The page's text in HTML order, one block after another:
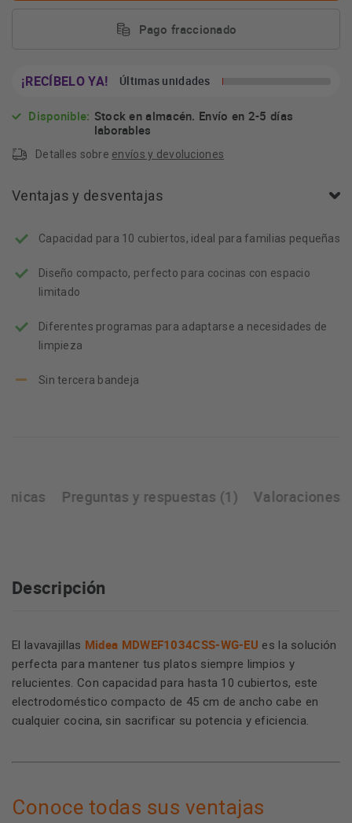
Pago fraccionado
¡RECÍBELO YA! Últimas unidades
Disponible: Stock en almacén. Envío en 2-5 días
laborables
Detalles sobre envíos y devoluciones
Ventajas y desventajas
Capacidad para 10 cubiertos, ideal para familias pequeñas
Diseño compacto, perfecto para cocinas con espacio
limitado
Diferentes programas para adaptarse a necesidades de
limpieza
Sin tercera bandeja
Preguntas y respuestas (1) Valoraciones
Descripción
El lavavajillas Midea MDWEF1034CSS-WG-EU es la solución
perfecta para mantener tus platos siempre limpios y
relucientes. Con capacidad para hasta 10 cubiertos, este
electrodoméstico compacto de 45 cm de ancho cabe en
cualquier cocina, sin sacrificar su potencia y eficiencia.
Conoce todas sus ventajas